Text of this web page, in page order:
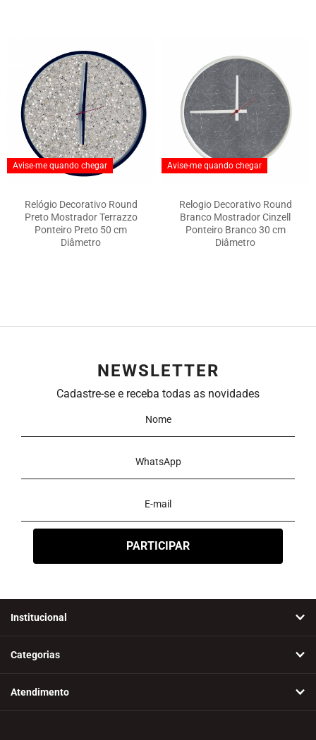
Relógio Decorativo Round
Preto Mostrador Terrazzo
Ponteiro Preto 50 cm
Diâmetro
Avise-me quando chegar
Relogio Decorativo Round
Branco Mostrador Cinzell
Ponteiro Branco 30 cm
Diâmetro
Avise-me quando chegar
NEWSLETTER
Cadastre-se e receba todas as novidades
Institucional
Categorias
Atendimento